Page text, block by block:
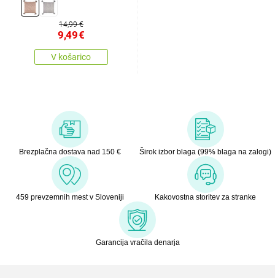
14,99 €
9,49€
V košarico
Brezplačna dostava nad 150 € Širok izbor blaga (99% blaga na zalogi)
459 prevzemnih mest v Sloveniji Kakovostna storitev za stranke
Garancija vračila denarja